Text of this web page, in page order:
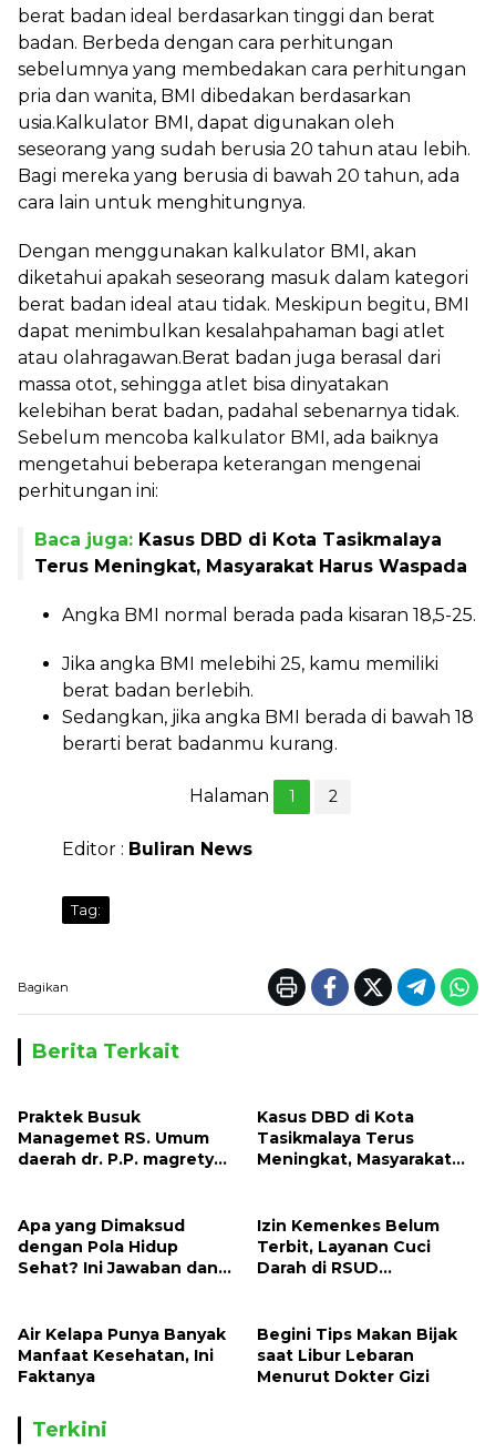
berat badan ideal berdasarkan tinggi dan berat
badan. Berbeda dengan cara perhitungan
sebelumnya yang membedakan cara perhitungan
pria dan wanita, BMI dibedakan berdasarkan
usia.Kalkulator BMI, dapat digunakan oleh
seseorang yang sudah berusia 20 tahun atau lebih.
Bagi mereka yang berusia di bawah 20 tahun, ada
cara lain untuk menghitungnya.
Dengan menggunakan kalkulator BMI, akan
diketahui apakah seseorang masuk dalam kategori
berat badan ideal atau tidak. Meskipun begitu, BMI
dapat menimbulkan kesalahpahaman bagi atlet
atau olahragawan.Berat badan juga berasal dari
massa otot, sehingga atlet bisa dinyatakan
kelebihan berat badan, padahal sebenarnya tidak.
Sebelum mencoba kalkulator BMI, ada baiknya
mengetahui beberapa keterangan mengenai
perhitungan ini:
Baca juga: Kasus DBD di Kota Tasikmalaya
Terus Meningkat, Masyarakat Harus Waspada
Angka BMI normal berada pada kisaran 18,5-25.
Jika angka BMI melebihi 25, kamu memiliki
berat badan berlebih.
Sedangkan, jika angka BMI berada di bawah 18
berarti berat badanmu kurang.
Halaman 1 2
Editor : Buliran News
Tag:
Bagikan
Berita Terkait
Praktek Busuk
Managemet RS. Umum
daerah dr. P.P. magrety
Kasus DBD di Kota
Tasikmalaya Terus
Meningkat, Masyarakat
Apa yang Dimaksud
dengan Pola Hidup
Sehat? Ini Jawaban dan
Izin Kemenkes Belum
Terbit, Layanan Cuci
Darah di RSUD
Air Kelapa Punya Banyak
Manfaat Kesehatan, Ini
Faktanya
Begini Tips Makan Bijak
saat Libur Lebaran
Menurut Dokter Gizi
Terkini